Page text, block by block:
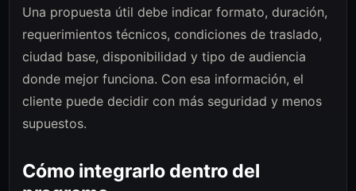
Una propuesta útil debe indicar formato, duración,
requerimientos técnicos, condiciones de traslado,
ciudad base, disponibilidad y tipo de audiencia
donde mejor funciona. Con esa información, el
cliente puede decidir con más seguridad y menos
supuestos.
Cómo integrarlo dentro del